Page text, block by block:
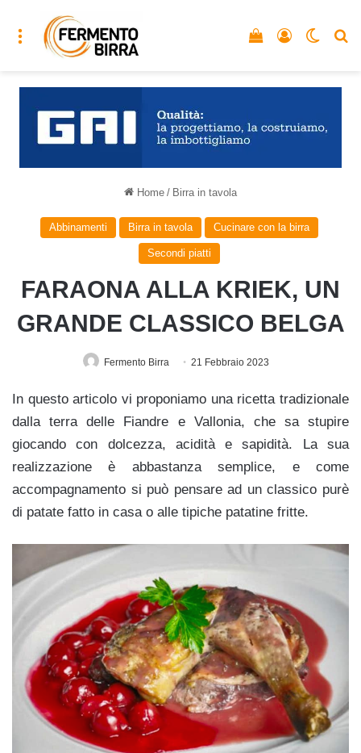
Menu Accedi
Vedi il carrello
Home / Birra in tavola
Abbinamenti Birra in tavola Cucinare con la birra
Secondi piatti
FARAONA ALLA KRIEK, UN
GRANDE CLASSICO BELGA
Fermento Birra 21 Febbraio 2023
In questo articolo vi proponiamo una ricetta tradizionale
dalla terra delle Fiandre e Vallonia, che sa stupire
giocando con dolcezza, acidità e sapidità. La sua
realizzazione è abbastanza semplice, e come
accompagnamento si può pensare ad un classico purè
di patate fatto in casa o alle tipiche patatine fritte.